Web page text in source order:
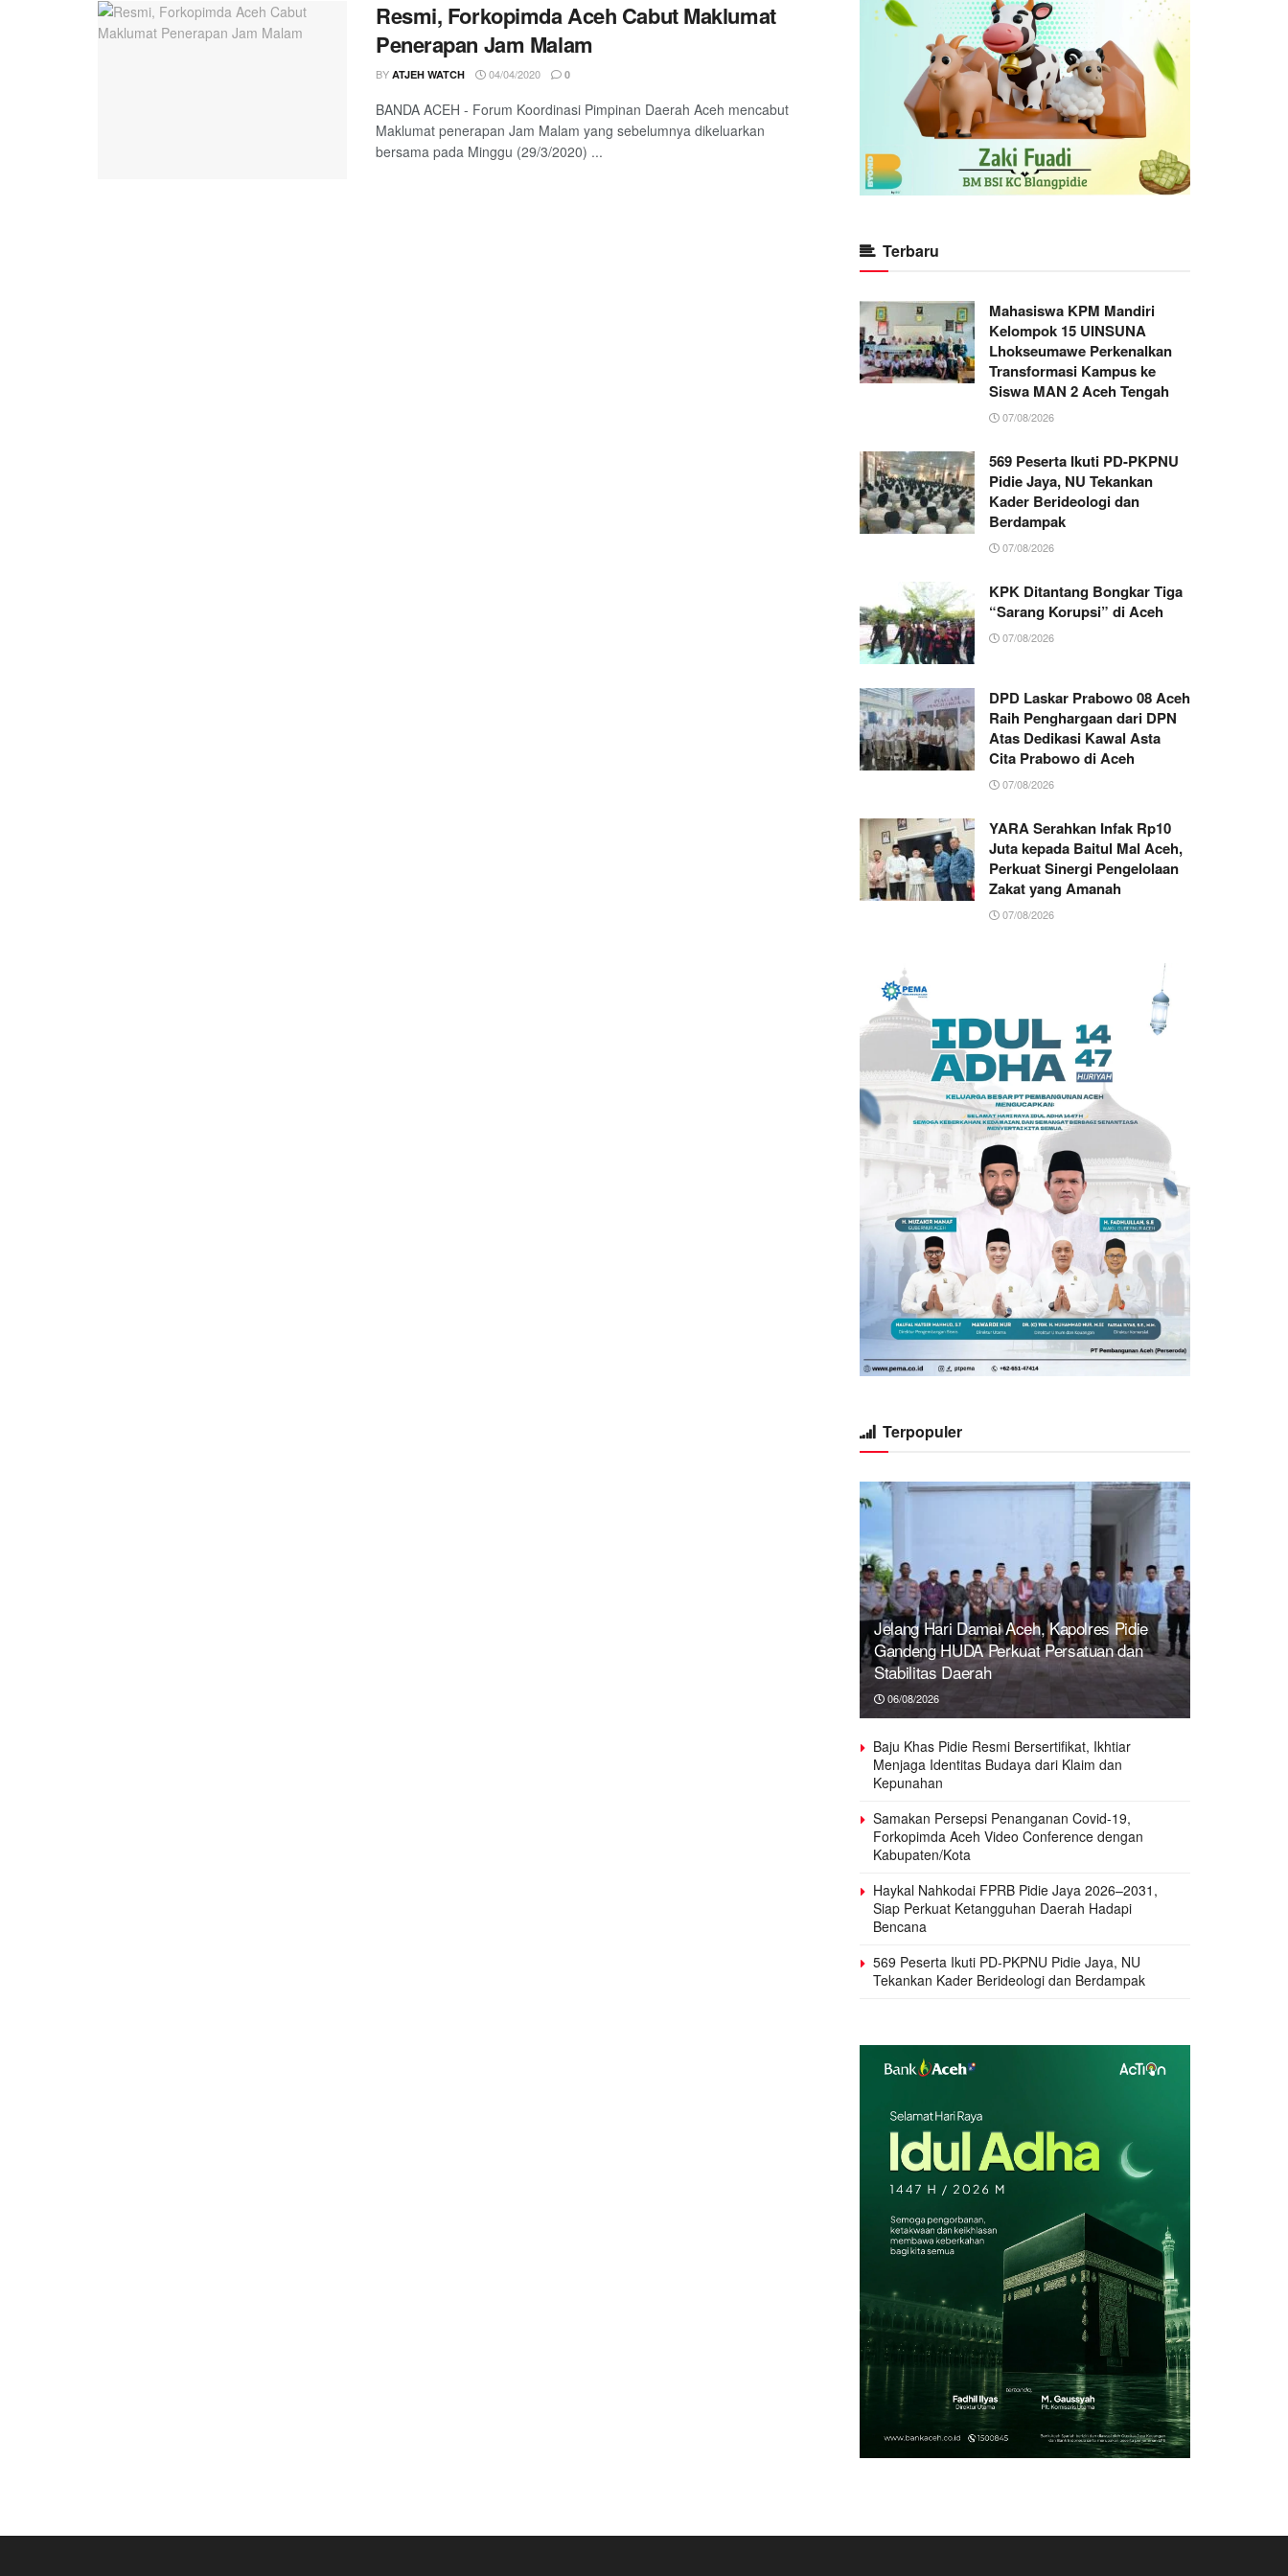
Resmi, Forkopimda Aceh Cabut Maklumat
Penerapan Jam Malam
BY ATJEH WATCH 04/04/2020 0
BANDA ACEH - Forum Koordinasi Pimpinan Daerah Aceh mencabut
Maklumat penerapan Jam Malam yang sebelumnya dikeluarkan
bersama pada Minggu (29/3/2020) ...
Terbaru
Mahasiswa KPM Mandiri
Kelompok 15 UINSUNA
Lhokseumawe Perkenalkan
Transformasi Kampus ke
Siswa MAN 2 Aceh Tengah
07/08/2026
569 Peserta Ikuti PD-PKPNU
Pidie Jaya, NU Tekankan
Kader Berideologi dan
Berdampak
07/08/2026
KPK Ditantang Bongkar Tiga
“Sarang Korupsi” di Aceh
07/08/2026
DPD Laskar Prabowo 08 Aceh
Raih Penghargaan dari DPN
Atas Dedikasi Kawal Asta
Cita Prabowo di Aceh
07/08/2026
YARA Serahkan Infak Rp10
Juta kepada Baitul Mal Aceh,
Perkuat Sinergi Pengelolaan
Zakat yang Amanah ‎
07/08/2026
Terpopuler
Jelang Hari Damai Aceh, Kapolres Pidie
Gandeng HUDA Perkuat Persatuan dan
Stabilitas Daerah
06/08/2026
Baju Khas Pidie Resmi Bersertifikat, Ikhtiar
Menjaga Identitas Budaya dari Klaim dan
Kepunahan
Samakan Persepsi Penanganan Covid-19,
Forkopimda Aceh Video Conference dengan
Kabupaten/Kota
Haykal Nahkodai FPRB Pidie Jaya 2026–2031,
Siap Perkuat Ketangguhan Daerah Hadapi
Bencana
569 Peserta Ikuti PD-PKPNU Pidie Jaya, NU
Tekankan Kader Berideologi dan Berdampak